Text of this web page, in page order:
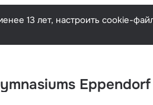
Русский
13 лет, настроить cookie-
Eppendorf